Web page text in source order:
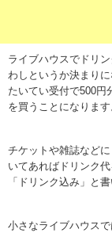
ライブハウスでドリ
わしというか決まりに
たいてい受付で500円
を買うことになります
チケットや雑誌など
いてあればドリンク代
「ドリンク込み」と
小さなライブハウス